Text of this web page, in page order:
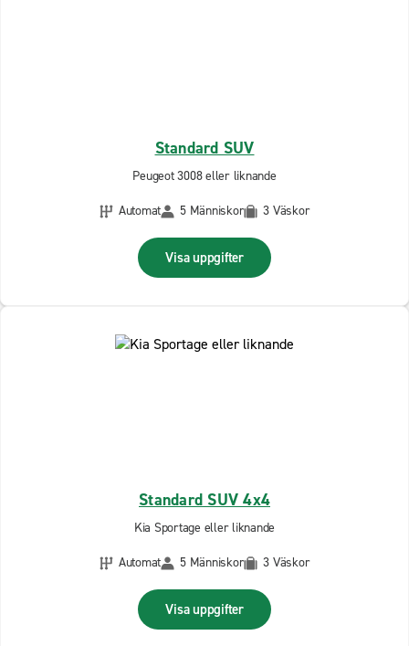
Standard SUV
Peugeot 3008 eller liknande
Automat
5 Människor 3 Väskor
Visa uppgifter
Standard SUV 4x4
Kia Sportage eller liknande
Automat
5 Människor 3 Väskor
Visa uppgifter